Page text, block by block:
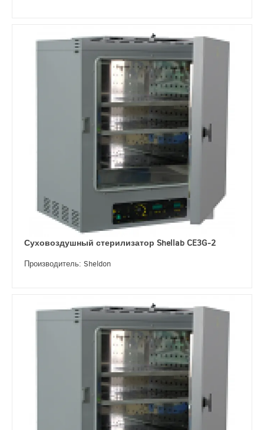
Суховоздушный стерилизатор Shellab CE3G-2
Производитель: Sheldon